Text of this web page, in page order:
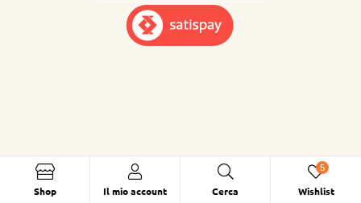
Shop Il mio account Cerca Wishlist
5